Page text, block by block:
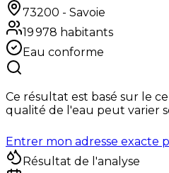
73200 - Savoie
19 978 habitants
Eau conforme
Ce résultat est basé sur le
qualité de l'eau peut varier
Entrer mon adresse exacte
Résultat de l'analyse